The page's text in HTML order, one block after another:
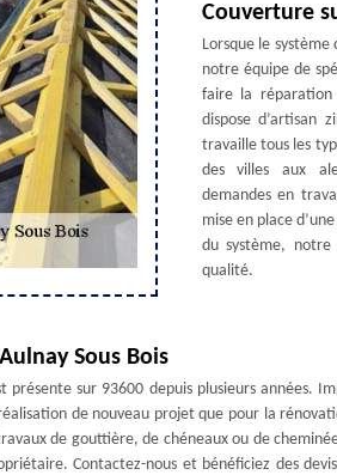
Couverture
Lorsque le
notre équipe de
faire la réparation
dispose d’artisan
travaille tous les
des villes aux
demandes en
mise en place
du système,
qualité.
Sous Bois
présente sur 93600 depuis plusieurs années.
de nouveau projet que pour la
de gouttière, de chéneaux ou de
Contactez-nous et bénéficiez des